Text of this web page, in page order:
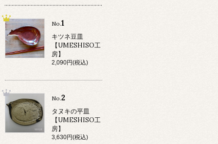
No.1
キツネ豆皿
【UMESHISO工
房】
2,090円(税込)
No.2
タヌキの平皿
【UMESHISO工
房】
3,630円(税込)